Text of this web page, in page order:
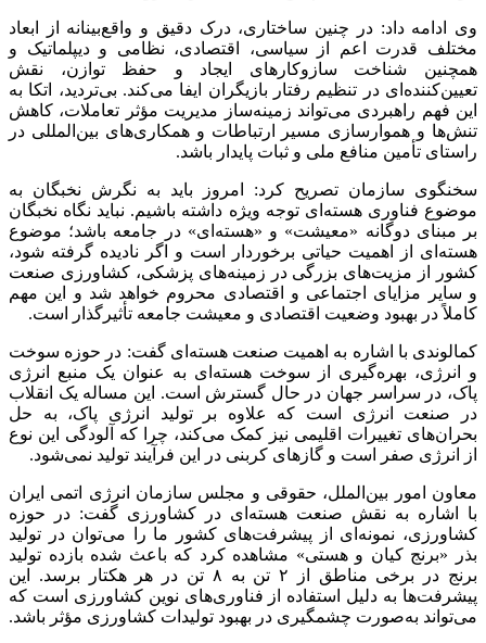
وی ادامه داد: در چنین ساختاری، درک دقیق و واقع‌بینانه از ابعاد
مختلف قدرت اعم از سیاسی، اقتصادی، نظامی و دیپلماتیک و
همچنین شناخت سازوکارهای ایجاد و حفظ توازن، نقش
تعیین‌کننده‌ای در تنظیم رفتار بازیگران ایفا می‌کند. بی‌تردید، اتکا به
این فهم راهبردی می‌تواند زمینه‌ساز مدیریت مؤثر تعاملات، کاهش
تنش‌ها و هموارسازی مسیر ارتباطات و همکاری‌های بین‌المللی در
راستای تأمین منافع ملی و ثبات پایدار باشد.
سخنگوی سازمان تصریح کرد: امروز باید به نگرش نخبگان به
موضوع فناوری هسته‌ای توجه ویژه داشته باشیم. نباید نگاه نخبگان
بر مبنای دوگانه «معیشت» و «هسته‌ای» در جامعه باشد؛ موضوع
هسته‌ای از اهمیت حیاتی برخوردار است و اگر نادیده گرفته شود،
کشور از مزیت‌های بزرگی در زمینه‌های پزشکی، کشاورزی صنعت
و سایر مزایای اجتماعی و اقتصادی محروم خواهد شد و این مهم
کاملاً در بهبود وضعیت اقتصادی و معیشت جامعه تأثیرگذار است.
کمالوندی با اشاره به اهمیت صنعت هسته‌ای گفت: در حوزه سوخت
و انرژی، بهره‌گیری از سوخت هسته‌ای به عنوان یک منبع انرژی
پاک، در سراسر جهان در حال گسترش است. این مساله یک انقلاب
در صنعت انرژی است که علاوه بر تولید انرژی پاک، به حل
بحران‌های تغییرات اقلیمی نیز کمک می‌کند، چرا که آلودگی این نوع
از انرژی صفر است و گازهای کربنی در این فرآیند تولید نمی‌شود.
معاون امور بین‌الملل، حقوقی و مجلس سازمان انرژی اتمی ایران
با اشاره به نقش صنعت هسته‌ای در کشاورزی گفت: در حوزه
کشاورزی، نمونه‌ای از پیشرفت‌های کشور ما را می‌توان در تولید
بذر «برنج کیان و هستی» مشاهده کرد که باعث شده بازده تولید
برنج در برخی مناطق از ۲ تن به ۸ تن در هر هکتار برسد. این
پیشرفت‌ها به دلیل استفاده از فناوری‌های نوین کشاورزی است که
می‌تواند به‌صورت چشمگیری در بهبود تولیدات کشاورزی مؤثر باشد.